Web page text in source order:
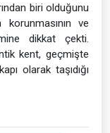
biri olduğunu
ve
dikkat çekti.
kent, geçmişte
olarak taşıdığı